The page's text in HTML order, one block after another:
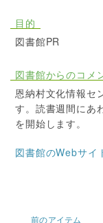
目的
図書館PR
図書館からのコメ
恩納村文化情報セ
す。読書週間にあ
を開始します。
図書館のWebサイ
前のアイテム